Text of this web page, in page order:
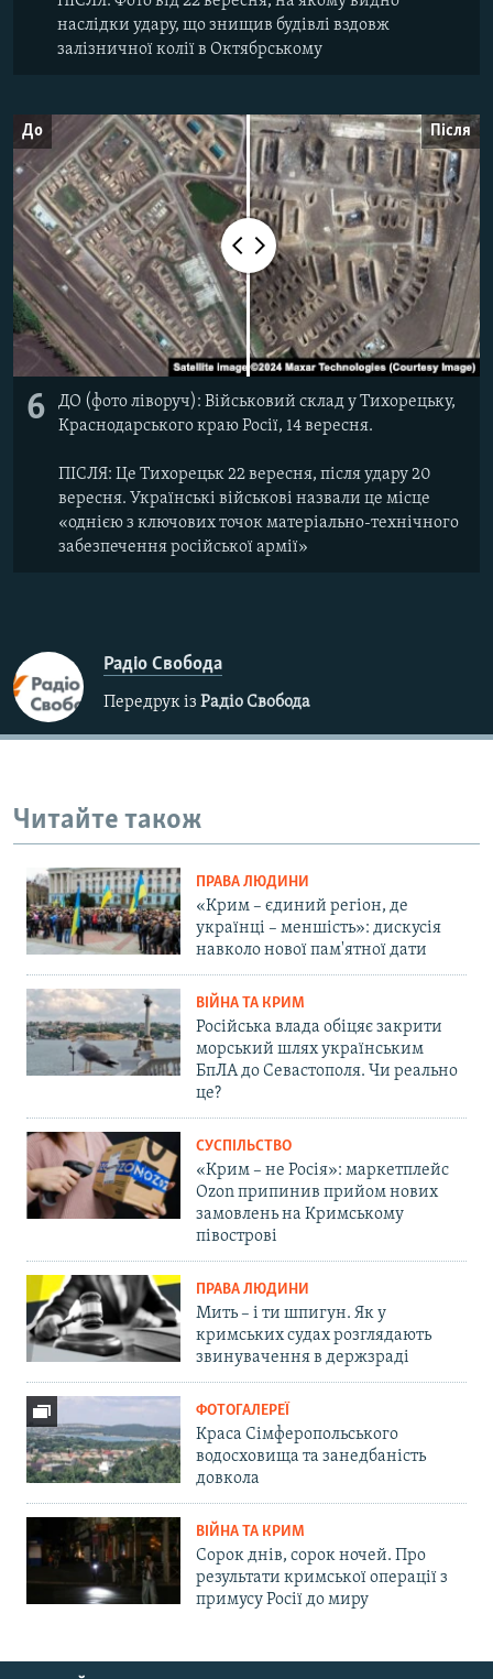
наслідки удару, що знищив будівлі вздовж
залізничної колії в Октябрському
До Після
6
ДО (фото ліворуч): Військовий склад у Тихорецьку,
Краснодарського краю Росії, 14 вересня.
ПІСЛЯ: Це Тихорецьк 22 вересня, після удару 20
вересня. Українські військові назвали це місце
«однією з ключових точок матеріально-технічного
забезпечення російської армії»
Радіо Свобода
Передрук із Радіо Свобода
Читайте також
ПРАВА ЛЮДИНИ
«Крим – єдиний регіон, де
українці – меншість»: дискусія
навколо нової пам'ятної дати
ВІЙНА ТА КРИМ
Російська влада обіцяє закрити
морський шлях українським
БпЛА до Севастополя. Чи реально
це?
СУСПІЛЬСТВО
«Крим – не Росія»: маркетплейс
Ozon припинив прийом нових
замовлень на Кримському
півострові
ПРАВА ЛЮДИНИ
Мить – і ти шпигун. Як у
кримських судах розглядають
звинувачення в держзраді
ФОТОГАЛЕРЕЇ
Краса Сімферопольського
водосховища та занедбаність
довкола
ВІЙНА ТА КРИМ
Сорок днів, сорок ночей. Про
результати кримської операції з
примусу Росії до миру